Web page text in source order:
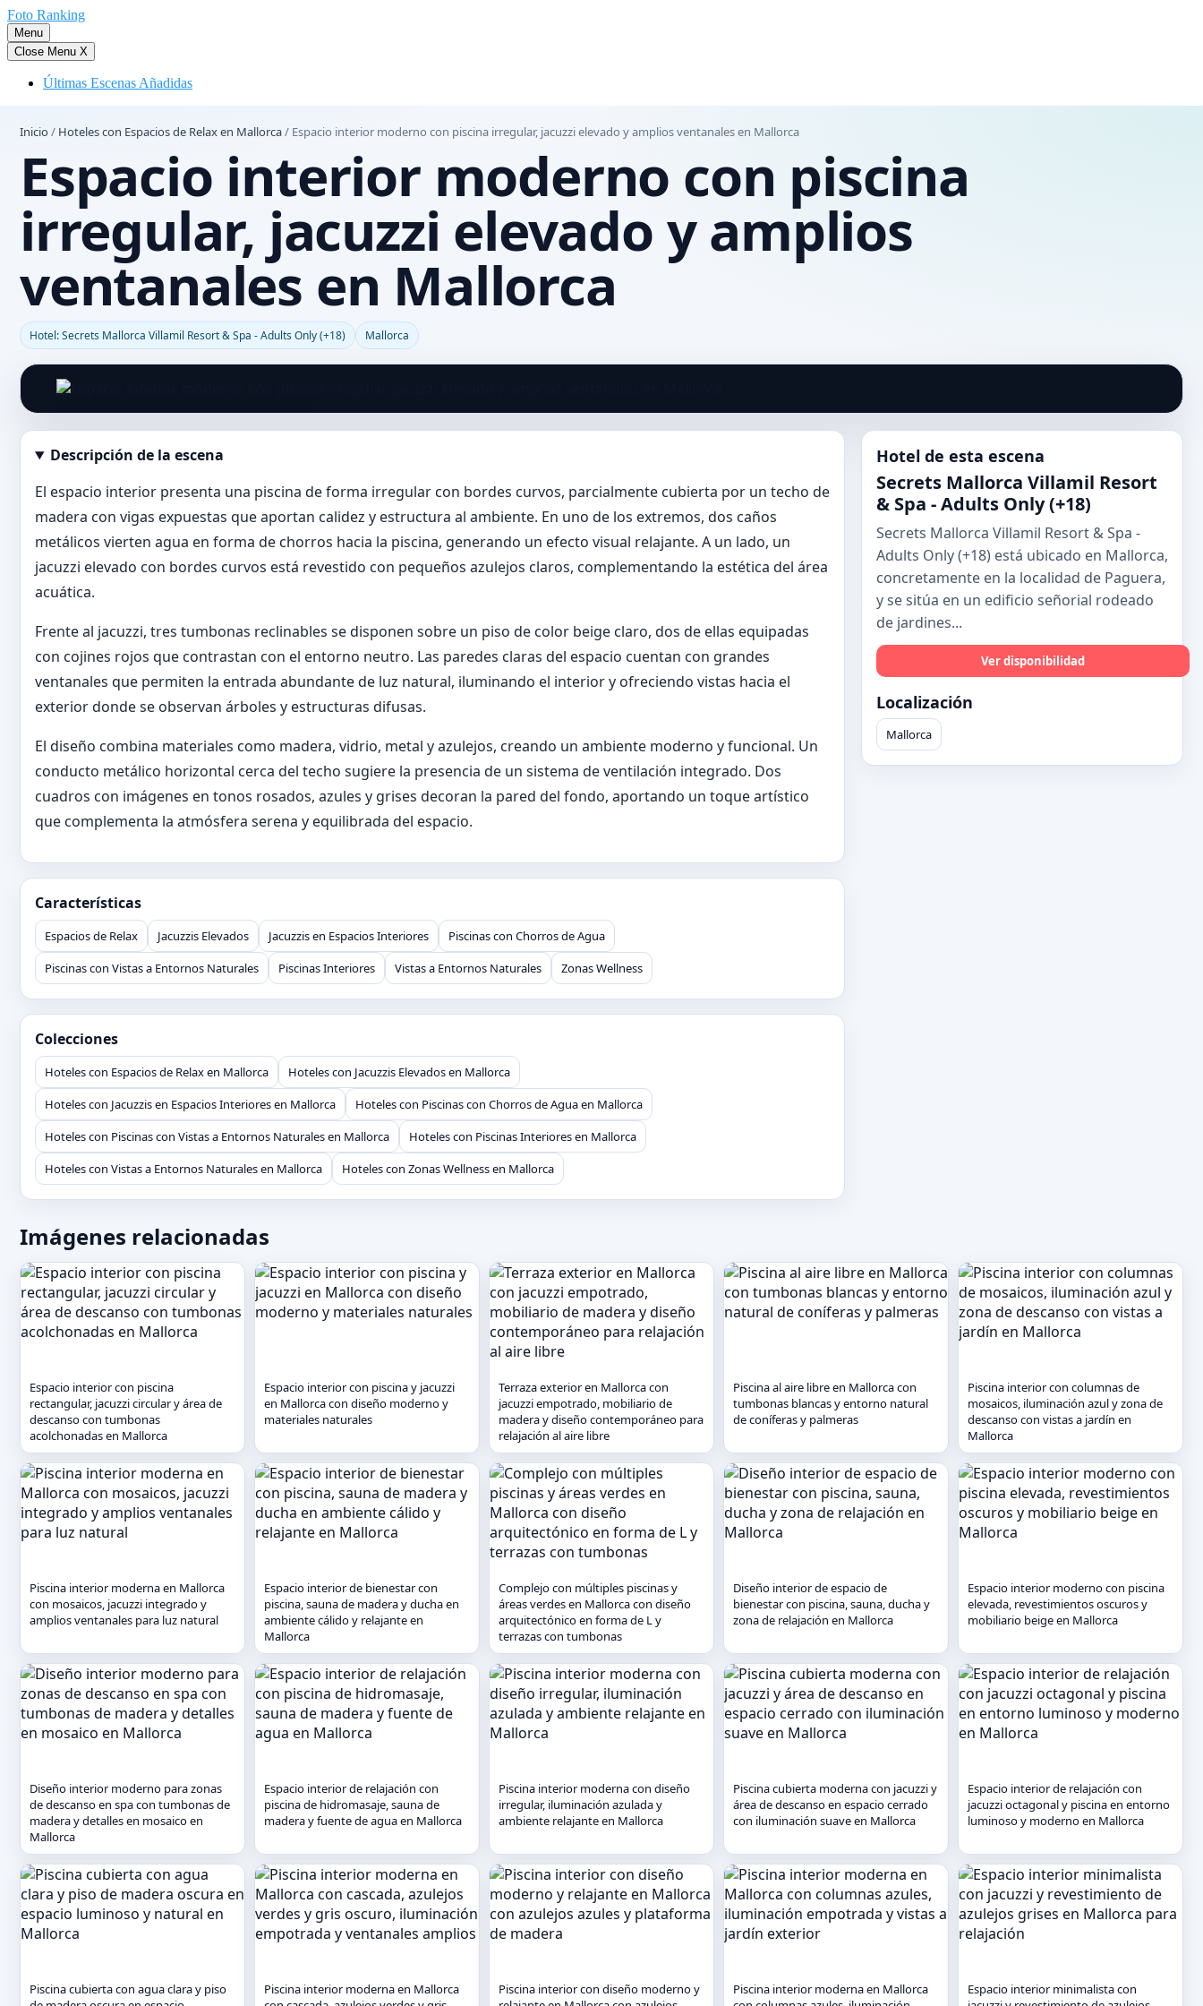
Saltar
al
contenido
Foto Ranking
Menu
Close Menu X
Últimas Escenas Añadidas
Inicio/ Hoteles con Espacios de Relax en Mallorca/ Espacio interior moderno con piscina irregular, jacuzzi elevado y amplios ventanales en Mallorca
Espacio interior moderno con piscina
irregular, jacuzzi elevado y amplios
ventanales en Mallorca
Hotel: Secrets Mallorca Villamil Resort & Spa - Adults Only (+18) Mallorca
Abrir imagen en tamaño completo
Descripción de la escena
El espacio interior presenta una piscina de forma irregular con bordes curvos, parcialmente cubierta por un techo de
madera con vigas expuestas que aportan calidez y estructura al ambiente. En uno de los extremos, dos caños
metálicos vierten agua en forma de chorros hacia la piscina, generando un efecto visual relajante. A un lado, un
jacuzzi elevado con bordes curvos está revestido con pequeños azulejos claros, complementando la estética del área
acuática.
Frente al jacuzzi, tres tumbonas reclinables se disponen sobre un piso de color beige claro, dos de ellas equipadas
con cojines rojos que contrastan con el entorno neutro. Las paredes claras del espacio cuentan con grandes
ventanales que permiten la entrada abundante de luz natural, iluminando el interior y ofreciendo vistas hacia el
exterior donde se observan árboles y estructuras difusas.
El diseño combina materiales como madera, vidrio, metal y azulejos, creando un ambiente moderno y funcional. Un
conducto metálico horizontal cerca del techo sugiere la presencia de un sistema de ventilación integrado. Dos
cuadros con imágenes en tonos rosados, azules y grises decoran la pared del fondo, aportando un toque artístico
que complementa la atmósfera serena y equilibrada del espacio.
Características
Espacios de Relax Jacuzzis Elevados Jacuzzis en Espacios Interiores
Piscinas con Chorros de Agua
Piscinas con Vistas a Entornos Naturales
Piscinas Interiores Vistas a Entornos Naturales Zonas Wellness
Colecciones
Hoteles con Espacios de Relax en Mallorca
Hoteles con Jacuzzis Elevados en Mallorca
Hoteles con Jacuzzis en Espacios Interiores en Mallorca
Hoteles con Piscinas con Chorros de Agua en Mallorca
Hoteles con Piscinas con Vistas a Entornos Naturales en Mallorca
Hoteles con Piscinas Interiores en Mallorca
Hoteles con Vistas a Entornos Naturales en Mallorca
Hoteles con Zonas Wellness en Mallorca
Hotel de esta escena
Secrets Mallorca Villamil Resort
& Spa - Adults Only (+18)
Secrets Mallorca Villamil Resort & Spa -
Adults Only (+18) está ubicado en Mallorca,
concretamente en la localidad de Paguera,
y se sitúa en un edificio señorial rodeado
de jardines...
Ver disponibilidad
Localización
Mallorca
Imágenes relacionadas
Espacio interior con piscina
rectangular, jacuzzi circular y área de
descanso con tumbonas
acolchonadas en Mallorca
Espacio interior con piscina y jacuzzi
en Mallorca con diseño moderno y
materiales naturales
Terraza exterior en Mallorca con
jacuzzi empotrado, mobiliario de
madera y diseño contemporáneo para
relajación al aire libre
Piscina al aire libre en Mallorca con
tumbonas blancas y entorno natural
de coníferas y palmeras
Piscina interior con columnas de
mosaicos, iluminación azul y zona de
descanso con vistas a jardín en
Mallorca
Piscina interior moderna en Mallorca
con mosaicos, jacuzzi integrado y
amplios ventanales para luz natural
Espacio interior de bienestar con
piscina, sauna de madera y ducha en
ambiente cálido y relajante en
Mallorca
Complejo con múltiples piscinas y
áreas verdes en Mallorca con diseño
arquitectónico en forma de L y
terrazas con tumbonas
Diseño interior de espacio de
bienestar con piscina, sauna, ducha y
zona de relajación en Mallorca
Espacio interior moderno con piscina
elevada, revestimientos oscuros y
mobiliario beige en Mallorca
Diseño interior moderno para zonas
de descanso en spa con tumbonas de
madera y detalles en mosaico en
Mallorca
Espacio interior de relajación con
piscina de hidromasaje, sauna de
madera y fuente de agua en Mallorca
Piscina interior moderna con diseño
irregular, iluminación azulada y
ambiente relajante en Mallorca
Piscina cubierta moderna con jacuzzi y
área de descanso en espacio cerrado
con iluminación suave en Mallorca
Espacio interior de relajación con
jacuzzi octagonal y piscina en entorno
luminoso y moderno en Mallorca
Piscina cubierta con agua clara y piso
Piscina interior moderna en Mallorca
Piscina interior con diseño moderno y
Piscina interior moderna en Mallorca
Espacio interior minimalista con